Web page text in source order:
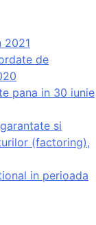
2021
de
pana in 30 iunie
si
(factoring),
in perioada